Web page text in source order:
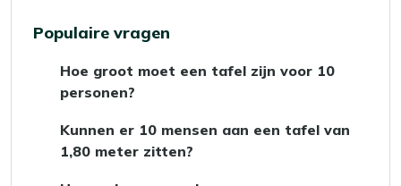
Populaire vragen
Hoe groot moet een tafel zijn voor 10
personen?
personen, kies je bij voorkeur een rechthoekig
model met afmetingen van minimaal 280 of
Kunnen er 10 mensen aan een tafel van
1,80 meter zitten?